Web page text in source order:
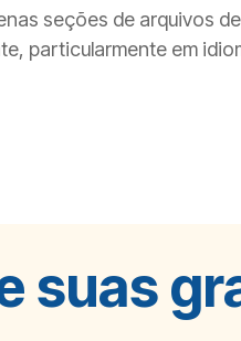
seções de arquivos
particularmente em
suas